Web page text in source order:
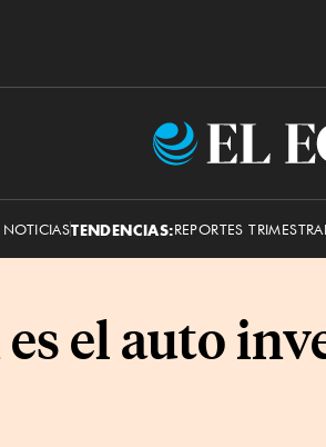
NOTICIASTENDENCIAS:REPORTES
el auto